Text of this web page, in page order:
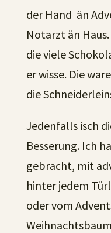
der Hand än
Notarzt än
die viele
er wisse. Die
die
Jedenfalls isch
Besserung. Ich
gebracht, mit
hinter jedem
oder vom